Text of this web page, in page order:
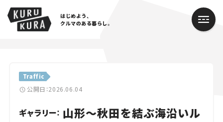
はじめよう、
クルマのある暮らし。
Traffic
公開日：2026.06.04
ギャラリー： 山形～秋田を結ぶ海沿いル
Cars
Lifestyle